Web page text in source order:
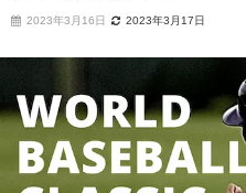
2023年3月16日 2023年3月17日